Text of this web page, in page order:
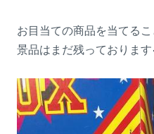
お目当ての商品を当てる
景品はまだ残っております